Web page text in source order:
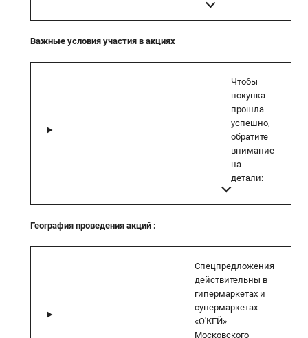
Важные условия участия в акциях
Чтобы
покупка
прошла
успешно,
обратите
внимание
на
детали:
География проведения акций :
Спецпредложения
действительны в
гипермаркетах и
супермаркетах
«О'КЕЙ»
Московского